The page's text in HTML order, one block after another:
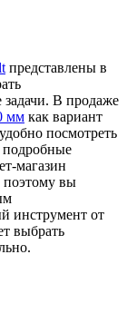
представлены в
В продаже
мм как вариант
посмотреть
подробные
магазин
поэтому вы
инструмент от
выбрать